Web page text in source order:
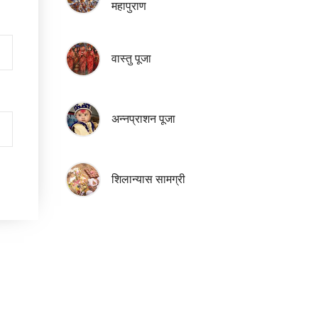
महापुराण
वास्तु पूजा
अन्नप्राशन पूजा
शिलान्यास सामग्री